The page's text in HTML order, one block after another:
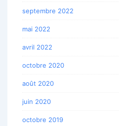
septembre 2022
mai 2022
avril 2022
octobre 2020
août 2020
juin 2020
octobre 2019